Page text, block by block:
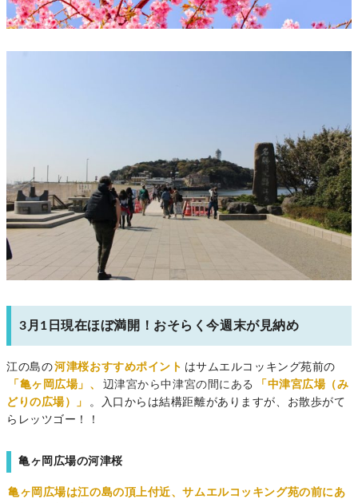
3月1日現在ほぼ満開！おそらく今週末が見納め
江の島の河津桜おすすめポイント はサムエルコッキング苑前の
「亀ヶ岡広場」、
辺津宮から中津宮の間にある
「中津宮広場（み
どりの広場）」
。入口からは結構距離がありますが、お散歩がて
らレッツゴー！！
亀ヶ岡広場の河津桜
亀ヶ岡広場は江の島の頂上付近、サムエルコッキング苑の前にあ